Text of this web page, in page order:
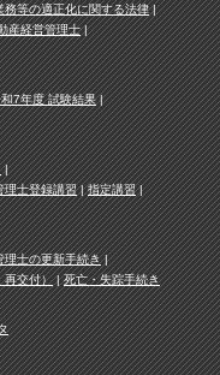
務等の適正化に関する法律
産経営管理士
7年度 試験結果
理士登録講習
指定講習
理士の更新手続き
再交付） 死亡・失踪手続き